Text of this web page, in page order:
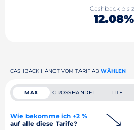
Cashback bis
12.08%
CASHBACK HÄNGT VOM TARIF AB WÄHLEN
MAX GROSSHANDEL LITE
Wie bekomme ich +2 %
auf alle diese Tarife?